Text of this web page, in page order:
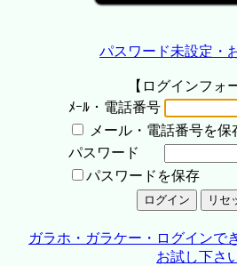
パスワード未設定・
【ログインフォ
ﾒｰﾙ・電話番号
メール・電話番号を保
パスワード
パスワードを保存
ガラホ・ガラケー・ログインで
お試し下さ